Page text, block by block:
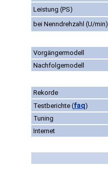
Leistung (PS)
bei Nenndrehzahl (U/min)
Vorgängermodell
Nachfolgemodell
Rekorde
Testberichte (faq)
Tuning
Internet